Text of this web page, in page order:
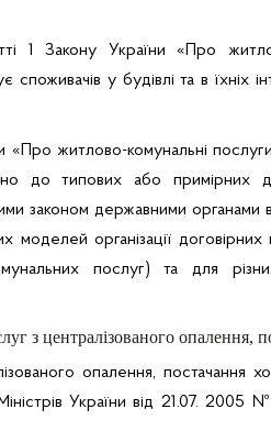
1 Закону України «Про
у будівлі та в їхніх
«Про житлово-комунальні
до типових або примірних
законом державними органами
організації договірних
послуг) та для
з централізованого опалення,
опалення, постачання
України від 21.07. 2005